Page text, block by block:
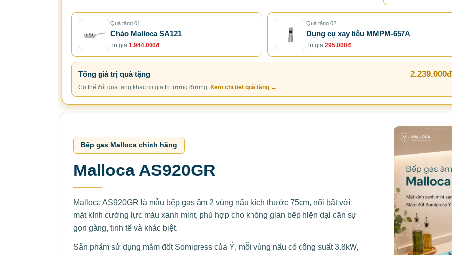
Quà tặng 01
Chảo Malloca SA121
Trị giá 1.944.000đ
Quà tặng 02
Dụng cụ xay tiêu MMPM-657A
Trị giá 295.000đ
Tổng giá trị quà tặng 2.239.000đ
Có thể đổi quà tặng khác có giá trị tương đương. Xem chi tiết quà tặng →
Bếp gas Malloca chính hãng
Malloca AS920GR
Malloca AS920GR là mẫu bếp gas âm 2 vùng nấu kích thước 75cm, nổi bật với
mặt kính cường lực màu xanh mint, phù hợp cho không gian bếp hiện đại cần sự
gọn gàng, tinh tế và khác biệt.
Sản phẩm sử dụng mâm đốt Somipress của Ý, mỗi vùng nấu có công suất 3.8kW,